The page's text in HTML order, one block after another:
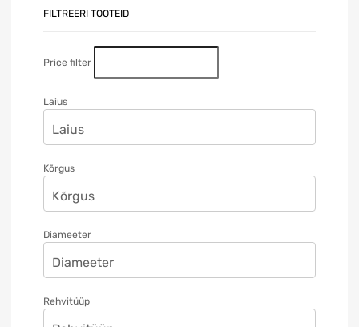
FILTREERI TOOTEID
Price filter
Laius
Kõrgus
Diameeter
Rehvitüüp